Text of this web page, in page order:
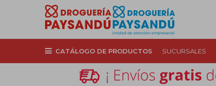
CATÁLOGO DE PRODUCTOS SUCURSALES